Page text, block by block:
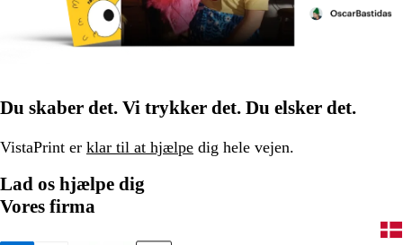
Du skaber det. Vi trykker det. Du elsker det.
VistaPrint er klar til at hjælpe dig hele vejen.
Lad os hjælpe dig
Vores firma